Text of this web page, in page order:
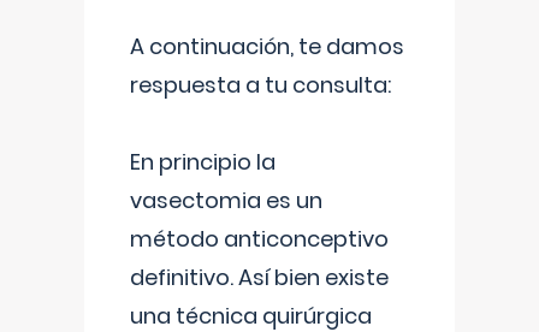
A continuación, te damos
respuesta a tu consulta:
En principio la
vasectomia es un
método anticonceptivo
definitivo. Así bien existe
una técnica quirúrgica